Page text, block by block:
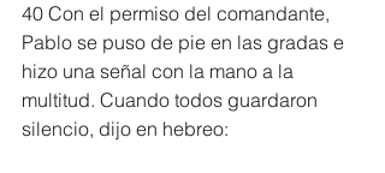
40 Con el permiso del comandante,
Pablo se puso de pie en las gradas e
hizo una señal con la mano a la
multitud. Cuando todos guardaron
silencio, dijo en hebreo: